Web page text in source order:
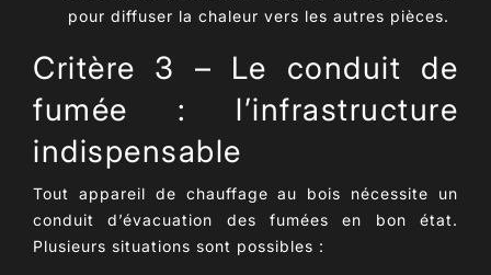
pour diffuser la chaleur vers les autres pièces.
Critère 3 – Le conduit de
fumée : l’infrastructure
indispensable
Tout appareil de chauffage au bois nécessite un
conduit d’évacuation des fumées en bon état.
Plusieurs situations sont possibles :